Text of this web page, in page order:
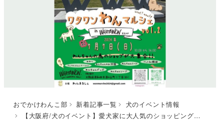
おでかけわんこ部 新着記事一覧
犬のイベント情報
【大阪府/犬のイベント】愛犬家に大人気のショッピングモールで開催「ワタワンわんマルシェ vol.2」（WHATAWON 芝生エリア）7/7開催